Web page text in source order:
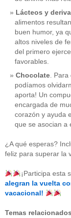
CATEGORÍAS
acido-folico (4)
alergias(3)
alimentos(22)
alimentos-
antioxidantes (6)
beneficios-salud(53)
calcio
corazon(1)
Lácteos y
alimentos
buen humor, ya
altos niveles de
del primero
favorables.
Chocolate. Para
podíamos
aporta! Un
encargada de
corazón y ayuda
que se asocian a
¿A qué esperas?
feliz para superar la
¡Participa esta
alegran la vuelta
vacacional!
Temas